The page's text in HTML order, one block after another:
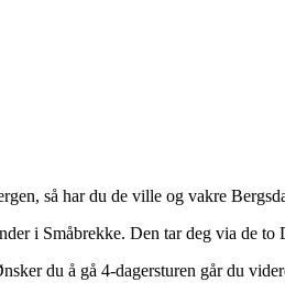
så har du de ville og vakre
i Småbrekke. Den tar deg via de to
du å gå 4-dagersturen går du